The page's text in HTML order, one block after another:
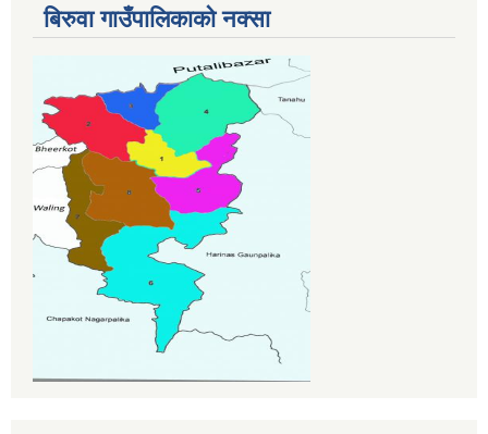
बिरुवा गाउँपालिकाको नक्सा